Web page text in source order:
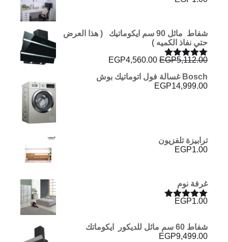
شفاط مائل 90 سم ايكوماتيك ( هذا العرض
حتي نفاذ الكميه )
تم التقييم
5.00
من 5
EGP5,112.00
السعر
هو:
EGP5,112.00.
EGP4,560.00
هو:
Bosch غسالة فول اتوماتيك بوش
EGP14,999.00
ترابيزة تلفزيون
EGP1.00
غرفة نوم
تم التقييم
EGP1.00
شفاط 60 سم مائل للديكور ايكوماتك
EGP9,499.00